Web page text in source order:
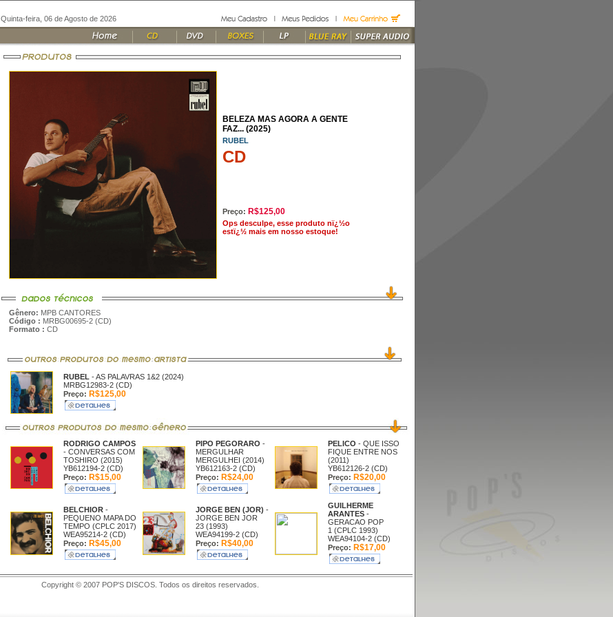
Quinta-feira, 06 de Agosto de 2026
BELEZA MAS AGORA A GENTE
FAZ... (2025)
RUBEL
CD
Preço: R$125,00
Ops desculpe, esse produto nï¿½o
estï¿½ mais em nosso estoque!
Gênero: MPB CANTORES
Código : MRBG00695-2 (CD)
Formato : CD
RUBEL - AS PALAVRAS 1&2 (2024)
MRBG12983-2 (CD)
Preço: R$125,00
RODRIGO CAMPOS
- CONVERSAS COM
TOSHIRO (2015)
YB612194-2 (CD)
Preço: R$15,00
PIPO PEGORARO -
MERGULHAR
MERGULHEI (2014)
YB612163-2 (CD)
Preço: R$24,00
PELICO - QUE ISSO
FIQUE ENTRE NOS
(2011)
YB612126-2 (CD)
Preço: R$20,00
BELCHIOR -
PEQUENO MAPA DO
TEMPO (CPLC 2017)
WEA95214-2 (CD)
Preço: R$45,00
JORGE BEN (JOR) -
JORGE BEN JOR
23 (1993)
WEA94199-2 (CD)
Preço: R$40,00
GUILHERME
ARANTES -
GERACAO POP
1 (CPLC 1993)
WEA94104-2 (CD)
Preço: R$17,00
Copyright © 2007 POP'S DISCOS. Todos os direitos reservados.